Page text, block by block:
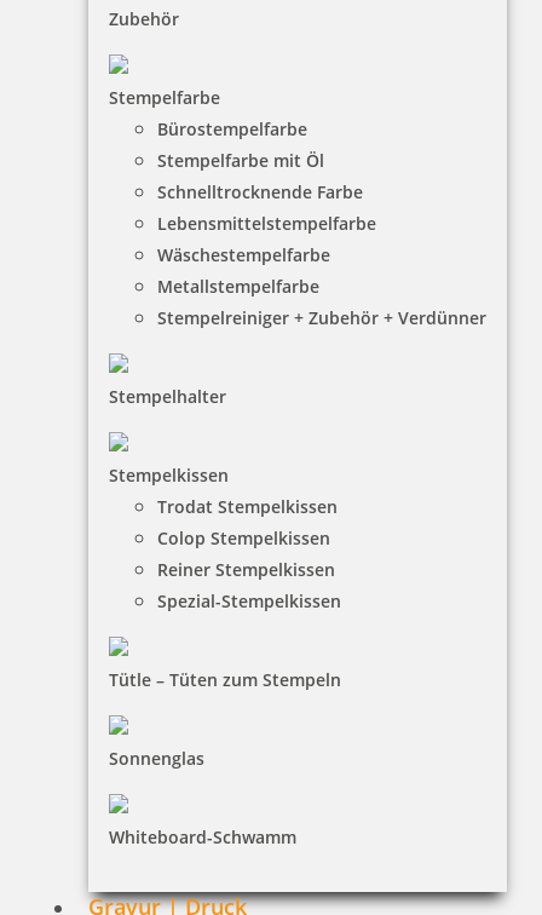
Zubehör
Stempelfarbe
Bürostempelfarbe
Stempelfarbe mit Öl
Schnelltrocknende Farbe
Lebensmittelstempelfarbe
Wäschestempelfarbe
Metallstempelfarbe
Stempelreiniger + Zubehör + Verdünner
Stempelhalter
Stempelkissen
Trodat Stempelkissen
Colop Stempelkissen
Reiner Stempelkissen
Spezial-Stempelkissen
Tütle – Tüten zum Stempeln
Sonnenglas
Whiteboard-Schwamm
Gravur | Druck
HINWEISE
Versandinformationen
Zahlungsbedingungen
Bestellhinweise
INFORMATIONEN
Impressum